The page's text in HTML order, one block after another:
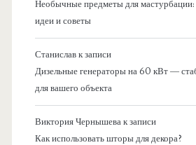
Необычные предметы для мастурбации:
идеи и советы
Станиславк записи
Дизельные генераторы на 60 кВт —
для вашего объекта
Виктория Чернышевак записи
Как использовать шторы для декора?